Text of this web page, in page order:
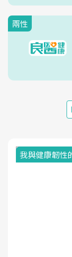
兩性
我與健康韌性